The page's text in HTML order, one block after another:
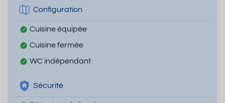
Configuration
Cuisine équipée
Cuisine fermée
WC indépendant
Sécurité